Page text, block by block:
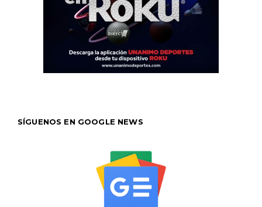
SÍGUENOS EN GOOGLE NEWS